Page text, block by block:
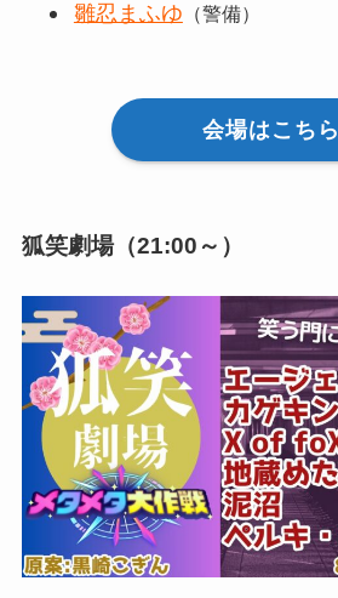
雛忍まふゆ （警備）
会場はこちら
狐笑劇場（21:00～）